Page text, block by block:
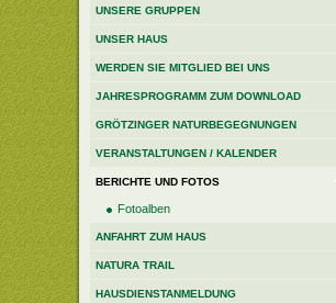
UNSERE GRUPPEN
UNSER HAUS
WERDEN SIE MITGLIED BEI UNS
JAHRESPROGRAMM ZUM DOWNLOAD
GRÖTZINGER NATURBEGEGNUNGEN
VERANSTALTUNGEN / KALENDER
BERICHTE UND FOTOS
Fotoalben
ANFAHRT ZUM HAUS
NATURA TRAIL
HAUSDIENSTANMELDUNG